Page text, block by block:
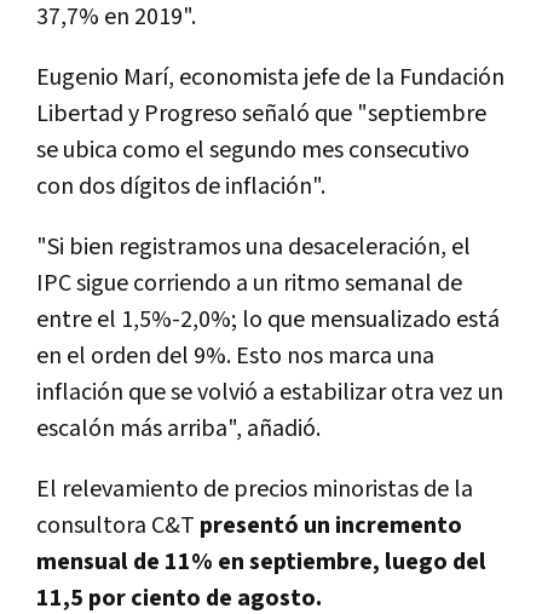
37,7% en 2019".
Eugenio Marí, economista jefe de la Fundación
Libertad y Progreso señaló que "septiembre
se ubica como el segundo mes consecutivo
con dos dígitos de inflación".
"Si bien registramos una desaceleración, el
IPC sigue corriendo a un ritmo semanal de
entre el 1,5%-2,0%; lo que mensualizado está
en el orden del 9%. Esto nos marca una
inflación que se volvió a estabilizar otra vez un
escalón más arriba", añadió.
El relevamiento de precios minoristas de la
consultora C&T presentó un incremento
mensual de 11% en septiembre, luego del
11,5 por ciento de agosto.